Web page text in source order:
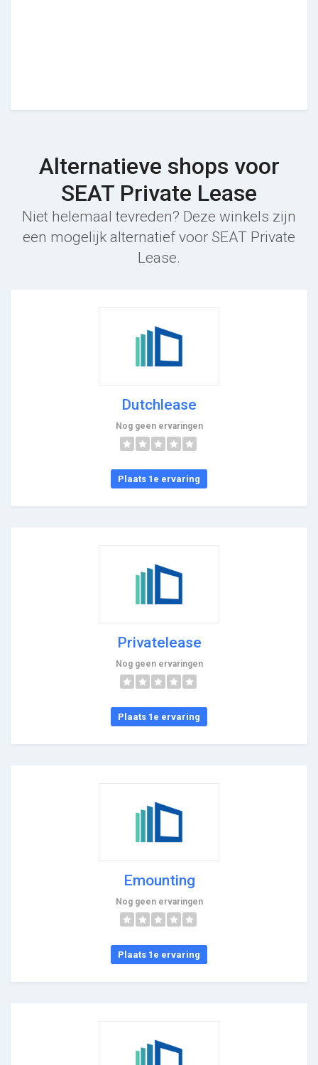
Alternatieve shops voor
SEAT Private Lease
Niet helemaal tevreden? Deze winkels zijn
een mogelijk alternatief voor SEAT Private
Lease.
Dutchlease
Nog geen ervaringen
Plaats 1e ervaring
Privatelease
Nog geen ervaringen
Plaats 1e ervaring
Emounting
Nog geen ervaringen
Plaats 1e ervaring